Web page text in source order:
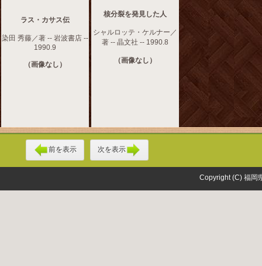
ラス・カサス伝
染田 秀藤／著 -- 岩波書店 --
1990.9
（画像なし）
核分裂を発見した人
シャルロッテ・ケルナー／
著 -- 晶文社 -- 1990.8
（画像なし）
前を表示 次を表示
Copyright (C) 福岡